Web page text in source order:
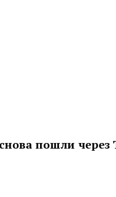
пошли через